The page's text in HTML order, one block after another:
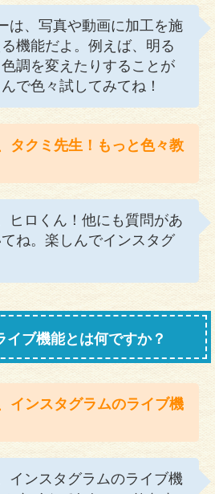
は、写真や動画に加工を施
機能だよ。例えば、明る
調を変えたりすることが
で色々試してみてね！
タクミ先生！もっと色々教
ヒロくん！他にも質問があ
ね。楽しんでインスタグ
イブ機能とは何ですか？
インスタグラムのライブ機
インスタグラムのライブ機